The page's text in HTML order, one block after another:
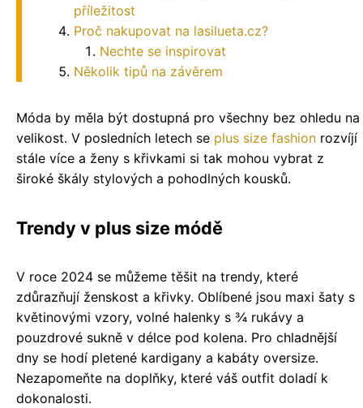
příležitost
Proč nakupovat na lasilueta.cz?
Nechte se inspirovat
Několik tipů na závěrem
Móda by měla být dostupná pro všechny bez ohledu na
velikost. V posledních letech se plus size fashion rozvíjí
stále více a ženy s křivkami si tak mohou vybrat z
široké škály stylových a pohodlných kousků.
Trendy v plus size módě
V roce 2024 se můžeme těšit na trendy, které
zdůrazňují ženskost a křivky. Oblíbené jsou maxi šaty s
květinovými vzory, volné halenky s ¾ rukávy a
pouzdrové sukně v délce pod kolena. Pro chladnější
dny se hodí pletené kardigany a kabáty oversize.
Nezapomeňte na doplňky, které váš outfit doladí k
dokonalosti.